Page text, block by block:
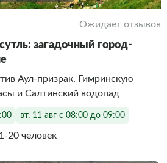
Ожидает отзывов
загадочный город-
Аул-призрак, Гимринскую
и Салтинский водопад
вт, 11 авг с 08:00 до 09:00
20 человек